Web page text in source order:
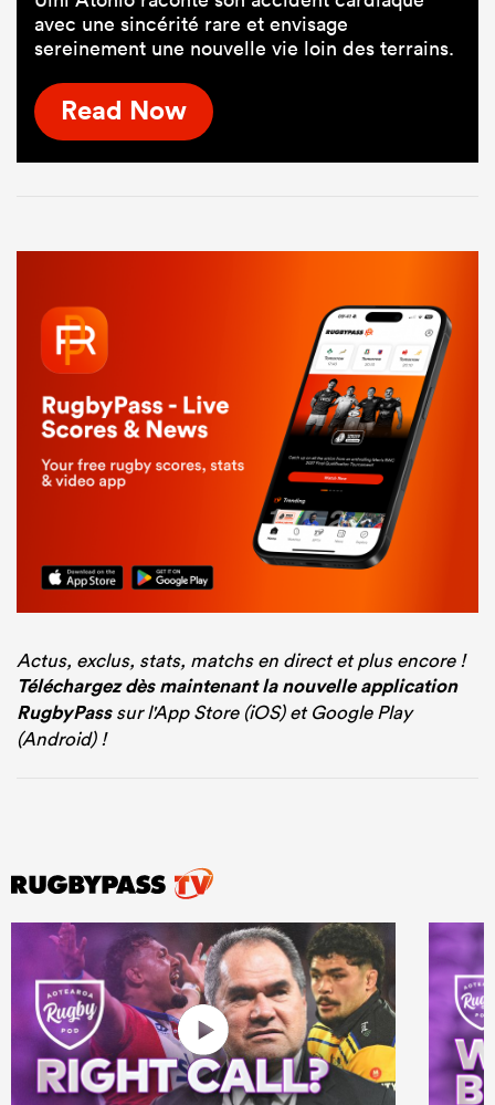
avec une sincérité rare et envisage
sereinement une nouvelle vie loin des terrains.
Read Now
Actus, exclus, stats, matchs en direct et plus encore !
Téléchargez dès maintenant la nouvelle application
RugbyPasssur l'App Store (iOS) et Google Play
(Android) !